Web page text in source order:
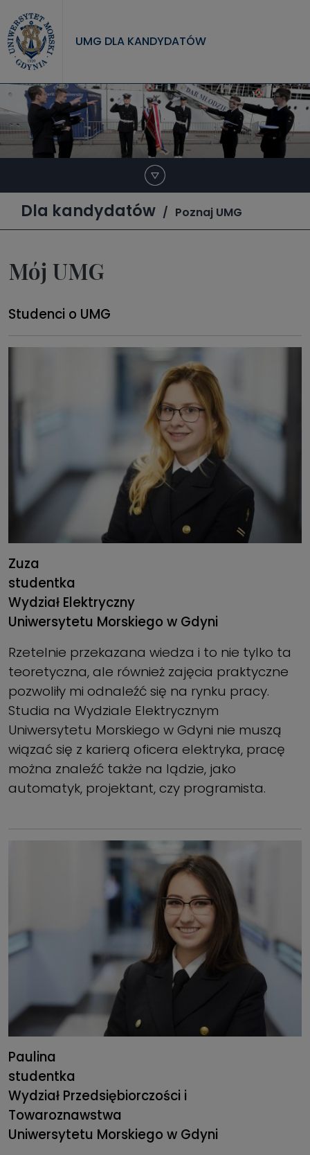
UMG DLA KANDYDATÓW
Dla kandydatów Poznaj UMG
Mój UMG
Studenci o UMG
Zuza
studentka
Wydział Elektryczny
Uniwersytetu Morskiego w Gdyni
Rzetelnie przekazana wiedza i to nie tylko ta
teoretyczna, ale również zajęcia praktyczne
pozwoliły mi odnaleźć się na rynku pracy.
Studia na Wydziale Elektrycznym
Uniwersytetu Morskiego w Gdyni nie muszą
wiązać się z karierą oficera elektryka, pracę
można znaleźć także na lądzie, jako
automatyk, projektant, czy programista.
Paulina
studentka
Wydział Przedsiębiorczości i
Towaroznawstwa
Uniwersytetu Morskiego w Gdyni